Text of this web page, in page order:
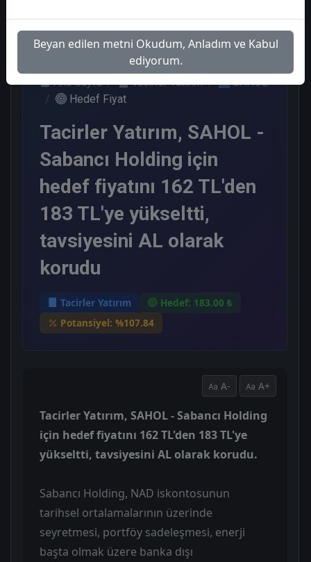
Ana Sayfa Tacirler Yatırım
SAHOL
Hedef Fiyat
Tacirler Yatırım, SAHOL -
Sabancı Holding için
hedef fiyatını 162 TL'den
183 TL'ye yükseltti,
tavsiyesini AL olarak
korudu
Tacirler Yatırım
Hedef: 183.00 ₺
Potansiyel: %107.84
A- A+
Tacirler Yatırım, SAHOL - Sabancı Holding
için hedef fiyatını 162 TL'den 183 TL'ye
yükseltti, tavsiyesini AL olarak korudu.
Sabancı Holding, NAD iskontosunun
tarihsel ortalamalarının üzerinde
seyretmesi, portföy sadeleşmesi, enerji
başta olmak üzere banka dışı
Beyan edilen metni Okudum, Anladım ve Kabul
ediyorum.